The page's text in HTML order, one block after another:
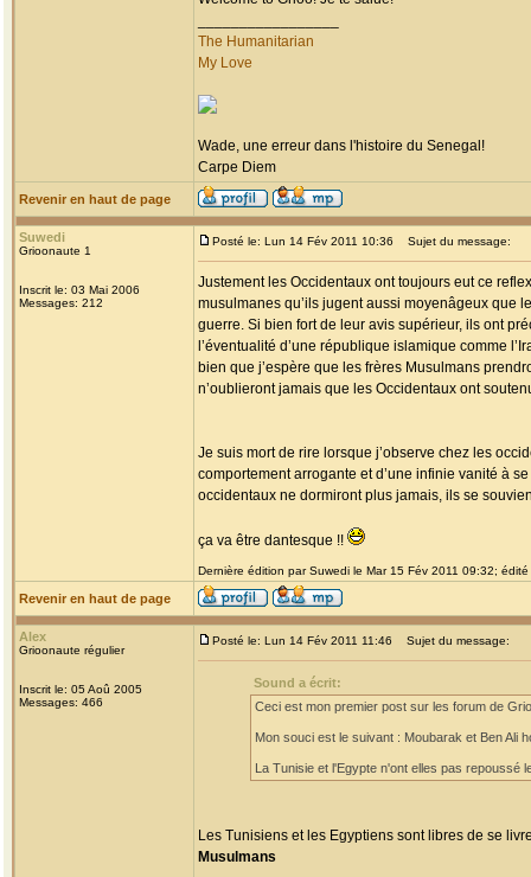
The Humanitarian
My Love
Wade, une erreur dans l'histoire du Senegal!
Carpe Diem
Revenir en haut de page
Suwedi
Grioonaute 1
Inscrit le: 03 Mai 2006
Messages: 212
Posté le: Lun 14 Fév 2011 10:36 Sujet du message:
Justement les Occidentaux ont toujours eut ce
musulmanes qu’ils jugent aussi moyenâgeux que
guerre. Si bien fort de leur avis supérieur, ils ont
l’éventualité d’une république islamique comme
bien que j’espère que les frères Musulmans
n’oublieront jamais que les Occidentaux ont
Je suis mort de rire lorsque j’observe chez les
comportement arrogante et d’une infinie vanité à
occidentaux ne dormiront plus jamais, ils se
ça va être dantesque !!
Dernière édition par Suwedi le Mar 15 Fév 2011 09:32;
Revenir en haut de page
Alex
Grioonaute régulier
Inscrit le: 05 Aoû 2005
Messages: 466
Posté le: Lun 14 Fév 2011 11:46 Sujet du message:
Sound a écrit:
Ceci est mon premier post sur les forum de
Mon souci est le suivant : Moubarak et Ben Ali
La Tunisie et l'Egypte n'ont elles pas repoussé
Les Tunisiens et les Egyptiens sont libres de se
Musulmans